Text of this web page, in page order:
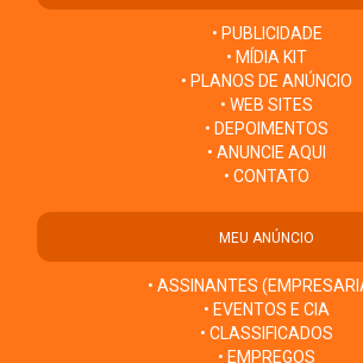
• PUBLICIDADE
• MÍDIA KIT
• PLANOS DE ANÚNCIO
• WEB SITES
• DEPOIMENTOS
• ANUNCIE AQUI
• CONTATO
MEU ANÚNCIO
• ASSINANTES
• EVENTOS E CIA
• CLASSIFICADOS
• EMPREGOS